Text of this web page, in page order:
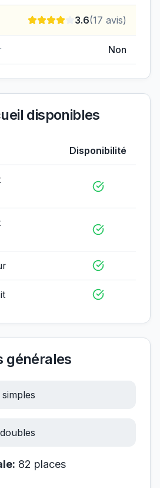
3.6(17 avis)
Non
disponibles
Disponibilité
générales
82 places